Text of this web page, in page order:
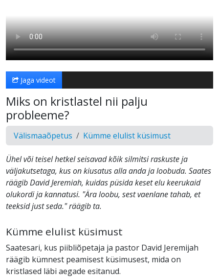
Jaga videot
Miks on kristlastel nii palju
probleeme?
Välismaaõpetus Kümme elulist küsimust
Ühel või teisel hetkel seisavad kõik silmitsi raskuste ja
väljakutsetaga, kus on kiusatus alla anda ja loobuda. Saates
räägib David Jeremiah, kuidas püsida keset elu keerukaid
olukordi ja kannatusi. "Ära loobu, sest vaenlane tahab, et
teeksid just seda." räägib ta.
Kümme elulist küsimust
Saatesari, kus piibliõpetaja ja pastor David Jeremijah
räägib kümnest peamisest küsimusest, mida on
kristlased läbi aegade esitanud.